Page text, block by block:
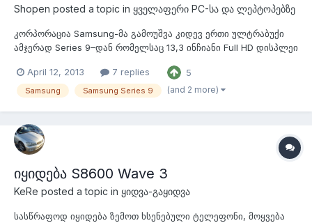
Shopen posted a topic in ყველაფერი PC-სა და ლეპტოპებზე
კორპორაცია Samsung-მა გამოუშვა კიდევ ერთი ულტრაბუქი
ამჯერად Series 9–დან რომელსაც 13,3 ინჩიანი Full HD დისპლეი
აქვთ 1600x900 პიქსელი. Samsung Series 9–ის ახალი
ვარიანტის (NP900X3E-A02US) საშუალო ფასი ამერიკის
April 12, 2013 7 replies 5
Samsung Samsung Series 9 (and 2 more)
იყიდება S8600 Wave 3
KeRe posted a topic in ყიდვა-გაყიდვა
სასწრაფოდ იყიდება ზემოთ ხსენებული ტელეფონი, მოყვება